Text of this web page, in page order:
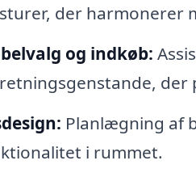
der harmonerer
og indkøb:
der
Planlægning af
i rummet.